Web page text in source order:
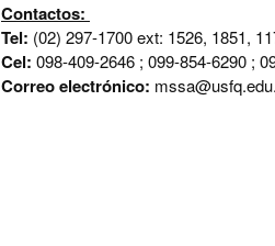
Contactos:
Tel: (02) 297-1700 ext: 1526, 1851,
Cel: 098-409-2646 ; 099-854-6290 ;
Correo electrónico: